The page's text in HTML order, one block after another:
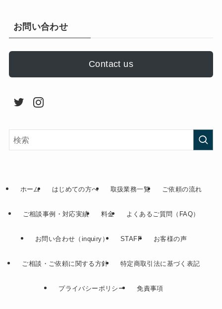
お問い合わせ
Contact us
ホーム はじめての方へ 取扱業務一覧 ご依頼の流れ
ご相談事例・対応実績 料金 よくあるご質問（FAQ）
お問い合わせ（inquiry） STAFF お客様の声
ご相談・ご依頼に関する方針 特定商取引法に基づく表記
プライバシーポリシー 免責事項